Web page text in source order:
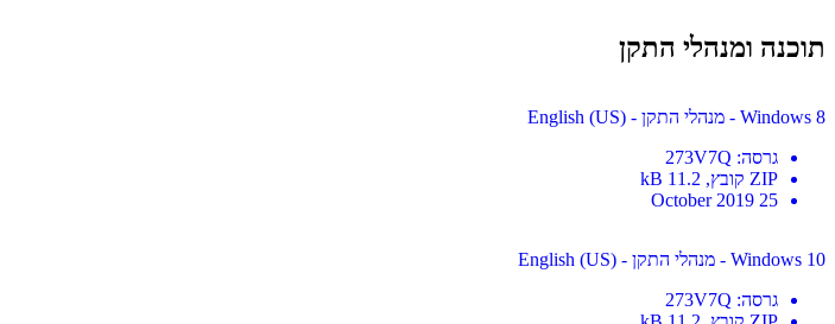
תוכנה ומנהלי התקן
Windows 8 - מנהלי התקן - English (US)
גרסה:
273V7Q
ZIP קובץ, 11.2 kB
25 October 2019
Windows 10 - מנהלי התקן - English (US)
גרסה:
273V7Q